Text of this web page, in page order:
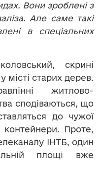
Вони зроблені з
Але саме такі
в спеціальних
скрині
місті старих дерев.
житлово-
сподіваються, що
до чужої
Проте,
ІНТБ, один
площі вже